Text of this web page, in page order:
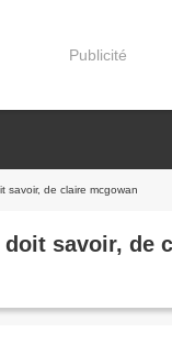
Publicité
savoir, de claire mcgowan
doit savoir, de